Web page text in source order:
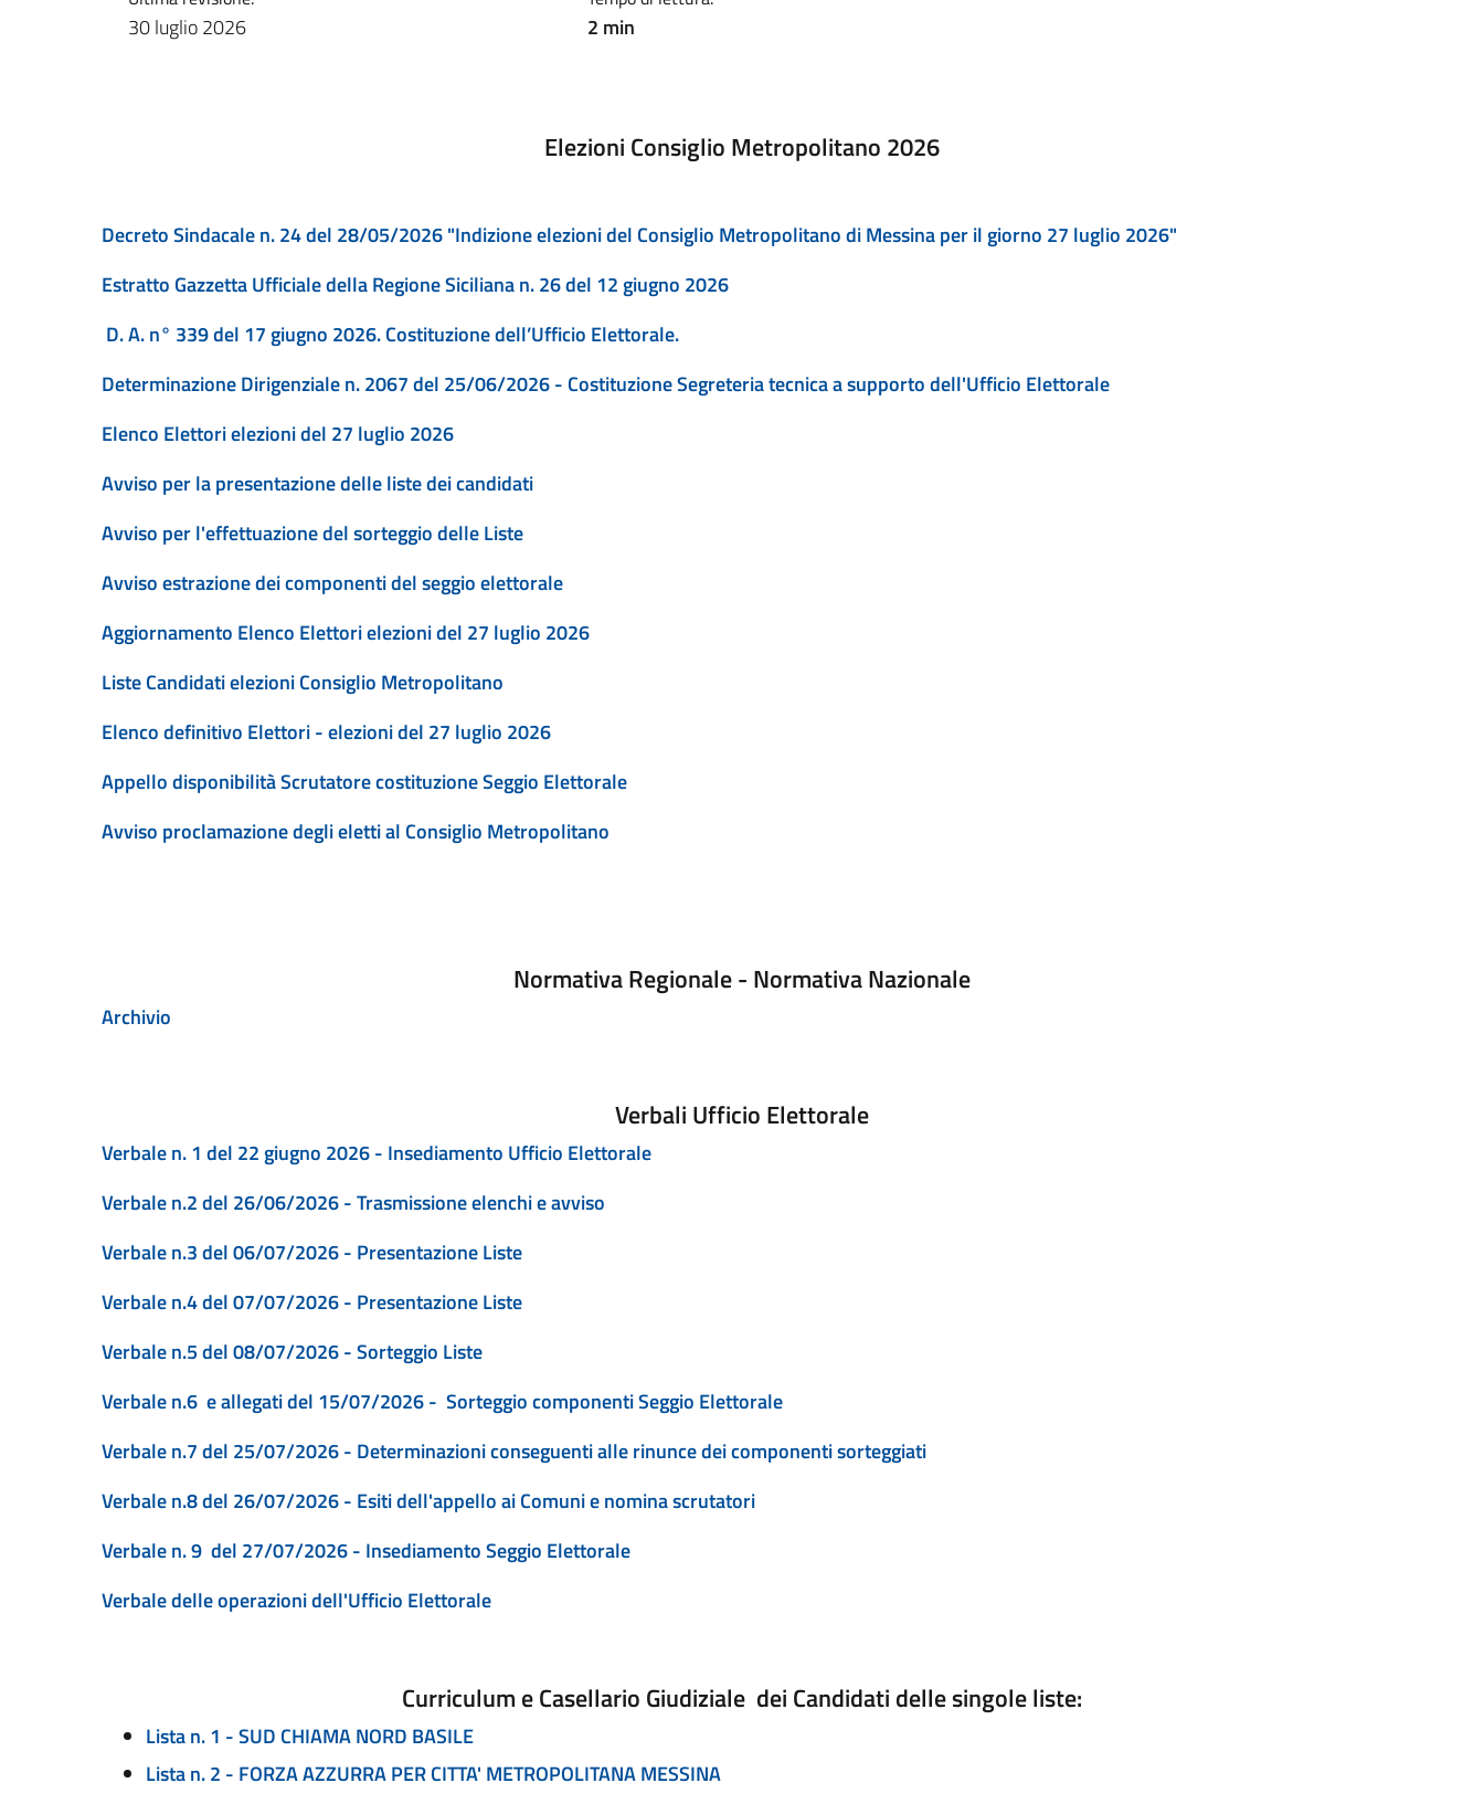
30 luglio 2026 2 min
Elezioni Consiglio Metropolitano 2026
Decreto Sindacale n. 24 del 28/05/2026 "Indizione elezioni del Consiglio Metropolitano di Messina per il giorno 27 luglio 2026"
Estratto Gazzetta Ufficiale della Regione Siciliana n. 26 del 12 giugno 2026
D. A. n° 339 del 17 giugno 2026. Costituzione dell’Ufficio Elettorale.
Determinazione Dirigenziale n. 2067 del 25/06/2026 - Costituzione Segreteria tecnica a supporto dell'Ufficio Elettorale
Elenco Elettori elezioni del 27 luglio 2026
Avviso per la presentazione delle liste dei candidati
Avviso per l'effettuazione del sorteggio delle Liste
Avviso estrazione dei componenti del seggio elettorale
Aggiornamento Elenco Elettori elezioni del 27 luglio 2026
Liste Candidati elezioni Consiglio Metropolitano
Elenco definitivo Elettori - elezioni del 27 luglio 2026
Appello disponibilità Scrutatore costituzione Seggio Elettorale
Avviso proclamazione degli eletti al Consiglio Metropolitano
Normativa Regionale - Normativa Nazionale
Archivio
Verbali Ufficio Elettorale
Verbale n. 1 del 22 giugno 2026 - Insediamento Ufficio Elettorale
Verbale n.2 del 26/06/2026 - Trasmissione elenchi e avviso
Verbale n.3 del 06/07/2026 - Presentazione Liste
Verbale n.4 del 07/07/2026 - Presentazione Liste
Verbale n.5 del 08/07/2026 - Sorteggio Liste
Verbale n.6 e allegati del 15/07/2026 - Sorteggio componenti Seggio Elettorale
Verbale n.7 del 25/07/2026 - Determinazioni conseguenti alle rinunce dei componenti sorteggiati
Verbale n.8 del 26/07/2026 - Esiti dell'appello ai Comuni e nomina scrutatori
Verbale n. 9 del 27/07/2026 - Insediamento Seggio Elettorale
Verbale delle operazioni dell'Ufficio Elettorale
Curriculum e Casellario Giudiziale dei Candidati delle singole liste:
Lista n. 1 - SUD CHIAMA NORD BASILE
Lista n. 2 - FORZA AZZURRA PER CITTA' METROPOLITANA MESSINA